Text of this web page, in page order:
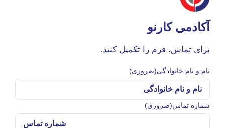
آکادمی کارنو
برای تماس، فرم را تکمیل کنید.
نام و نام خانوادگی(ضروری)
شماره تماس(ضروری)